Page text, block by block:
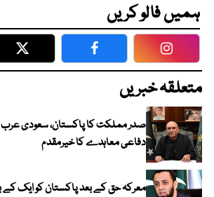
ہمیں فالو کریں
Twitter Facebook
متعلقہ خبریں
صدر مملکت کا پاکستان، سعودی عرب
دفاعی معاہدے کا خیرمقدم
معرکہ حق کے بعد پاکستان کو ایک کے